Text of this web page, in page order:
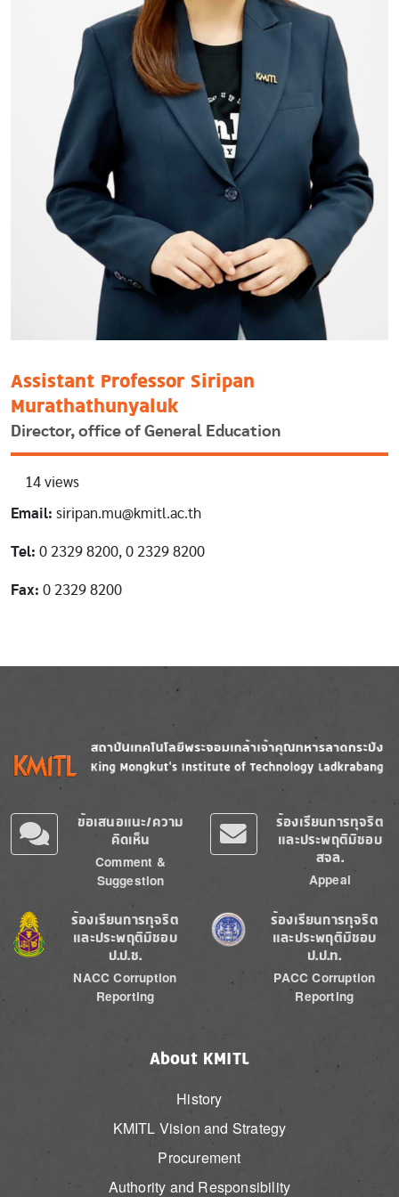
Assistant Professor Siripan
Murathathunyaluk
Director, office of General Education
14 views
Email: siripan.mu@kmitl.ac.th
Tel: 0 2329 8200, 0 2329 8200
Fax: 0 2329 8200
Image
ข้อเสนอแนะ/ความ
คิดเห็น
Comment &
Suggestion
ร้องเรียนการทุจริต
และประพฤติมิชอบ
สจล.
Appeal
Image
ร้องเรียนการทุจริต
และประพฤติมิชอบ
ป.ป.ช.
NACC Corruption
Reporting
Image
ร้องเรียนการทุจริต
และประพฤติมิชอบ
ป.ป.ท.
PACC Corruption
Reporting
About KMITL
History
KMITL Vision and Strategy
Procurement
Authority and Responsibility